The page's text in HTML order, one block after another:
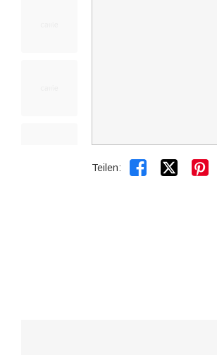
Teilen:  